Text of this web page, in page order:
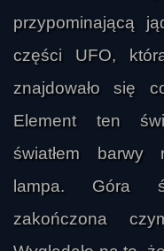
przypominającą
części UFO,
znajdowało się
Element ten
światłem barwy
lampa. Góra
zakończona